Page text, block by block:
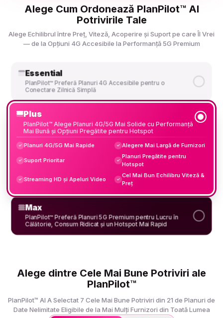
Alege Cum Ordonează PlanPilot™ AI
Potrivirile Tale
Alege Echilibrul între Preț, Viteză, Acoperire și Suport pe care Îl Vrei
— de la Opțiuni 4G Accesibile la Performanță 5G Premium
Essential
PlanPilot™ Preferă Planuri 4G Accesibile pentru o
Conectare Zilnică Simplă
Plus
PlanPilot™ Alege Planuri 4G/5G Mai Solide cu Performanță
Mai Bună și Opțiuni Pregătite pentru Hotspot
✓ Planuri 4G/5G Mai Rapide ✓ Alegere Mai Largă de Furnizori
✓ Suport Prioritar ✓
Planuri Pregătite pentru
Hotspot
✓ Streaming HD și Apeluri Video ✓
Cel Mai Bun Echilibru Viteză &
Preț
Max
PlanPilot™ Preferă Planuri 5G Premium pentru Lucru în
Călătorie, Consum Ridicat și un Hotspot Mai Rapid
Alege dintre Cele Mai Bune Potriviri ale
PlanPilot™
PlanPilot™ AI A Selectat 7 Cele Mai Bune Potriviri din 21 de Planuri de
Date Nelimitate Eligibile de la Mai Mulți Furnizori din Toată Lumea